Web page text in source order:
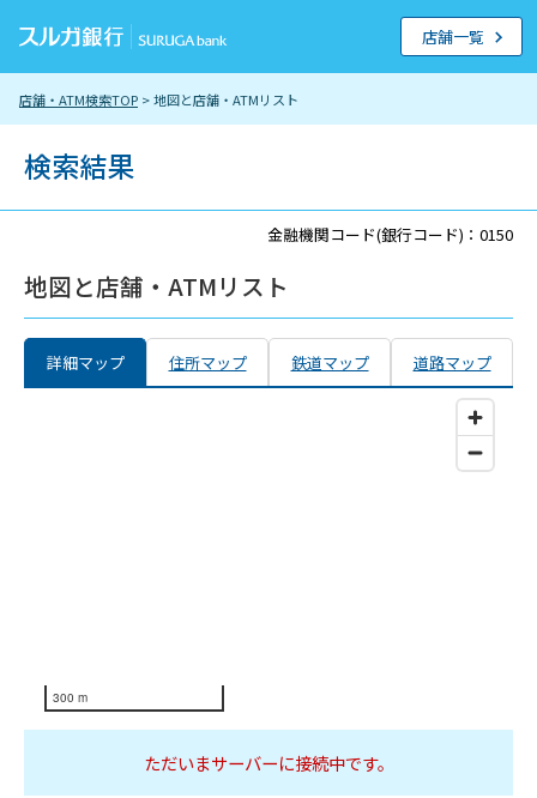
店舗・ATM検索TOP > 地図と店舗・ATMリスト
店舗一覧
検索結果
金融機関コード(銀行コード)：0150
地図と店舗・ATMリスト
詳細マップ 住所マップ 鉄道マップ 道路マップ
300 m
ただいまサーバーに接続中です。